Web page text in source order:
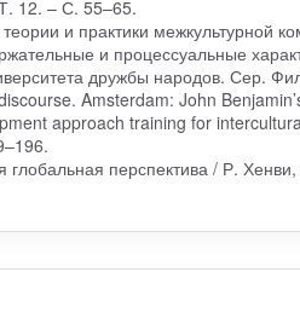
12. – С. 55–65.
и практики межкультурной
и процессуальные
дружбы народов. Сер.
Amsterdam: John
approach training for
перспектива / Р.